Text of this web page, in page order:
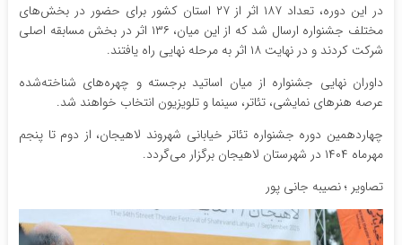
در این دوره، تعداد ۱۸۷ اثر از ۲۷ استان کشور برای حضور در بخش‌های
مختلف جشنواره ارسال شد که از این میان، ۱۳۶ اثر در بخش مسابقه اصلی
شرکت کردند و در نهایت ۱۸ اثر به مرحله نهایی راه یافتند.
داوران نهایی جشنواره از میان اساتید برجسته و چهره‌های شناخته‌شده
عرصه هنرهای نمایشی، تئاتر، سینما و تلویزیون انتخاب خواهند شد.
چهاردهمین دوره جشنواره تئاتر خیابانی شهروند لاهیجان، از دوم تا پنجم
مهرماه ۱۴۰۴ در شهرستان لاهیجان برگزار می‌گردد.
تصاویر ؛ نصیبه جانی پور